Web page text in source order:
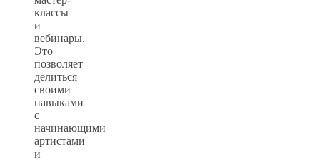
классы
и
вебинары.
Это
позволяет
делиться
своими
навыками
с
начинающими
артистами
и